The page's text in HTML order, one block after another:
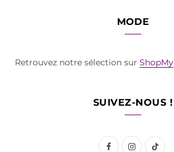
MODE
Retrouvez notre sélection sur ShopMy
SUIVEZ-NOUS !
F
I
T